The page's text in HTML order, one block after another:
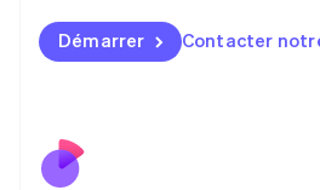
Démarrer Contacter
FrançaisDeutschEnglish
Malaisie
Mexique
Español